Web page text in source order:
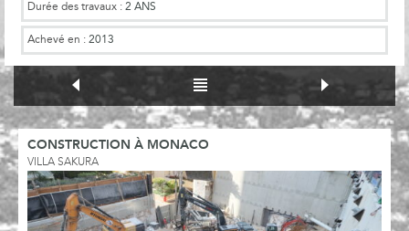
Durée des travaux : 2 ANS
Achevé en : 2013
CONSTRUCTION À MONACO
VILLA SAKURA